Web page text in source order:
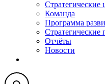
Стратегические
Команда
Программа
Стратегические
Отчёты
Новости